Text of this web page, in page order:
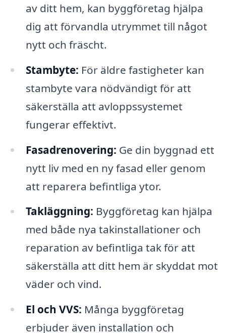
av ditt hem, kan byggföretag hjälpa
dig att förvandla utrymmet till något
nytt och fräscht.
Stambyte: För äldre fastigheter kan
stambyte vara nödvändigt för att
säkerställa att avloppssystemet
fungerar effektivt.
Fasadrenovering: Ge din byggnad ett
nytt liv med en ny fasad eller genom
att reparera befintliga ytor.
Takläggning: Byggföretag kan hjälpa
med både nya takinstallationer och
reparation av befintliga tak för att
säkerställa att ditt hem är skyddat mot
väder och vind.
El och VVS: Många byggföretag
erbjuder även installation och